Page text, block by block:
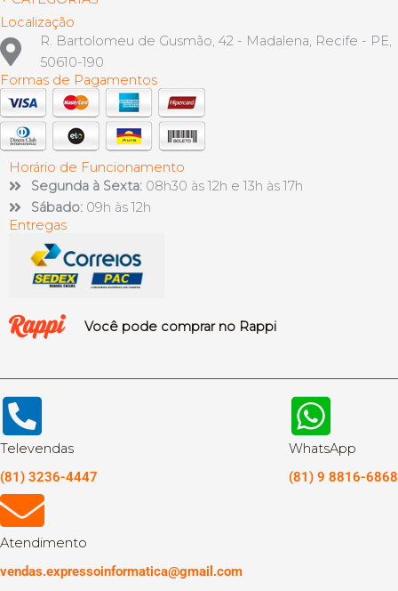
Localização
R. Bartolomeu de Gusmão, 42 - Madalena, Recife - PE,
50610-190
Formas de Pagamentos
Horário de Funcionamento
Segunda à Sexta: 08h30 às 12h e 13h às 17h
Sábado: 09h às 12h
Entregas
Você pode comprar no Rappi
Televendas
(81) 3236-4447
WhatsApp
(81) 9 8816-6868
Atendimento
vendas.expressoinformatica@gmail.com